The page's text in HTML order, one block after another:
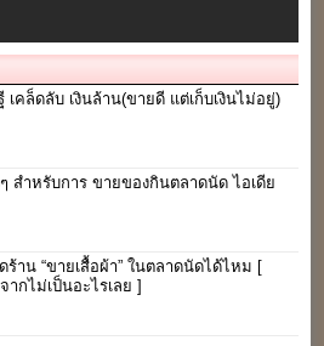
เคล็ดลับ เงินล้าน(ขายดี แต่เก็บเงินไม่อยู่)
ๆ สำหรับการ ขายของกินตลาดนัด ไอเดีย
ร้าน “ขายเสื้อผ้า” ในตลาดนัดได้ไหม [
ากไม่เป็นอะไรเลย ]